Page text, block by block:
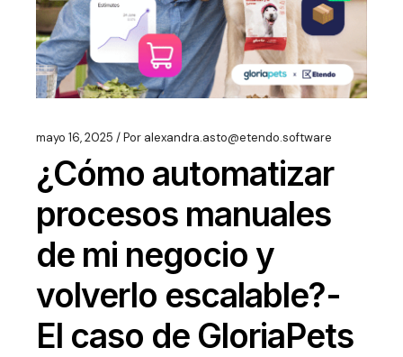
mayo 16, 2025 Por alexandra.asto@etendo.software
¿Cómo automatizar
procesos manuales
de mi negocio y
volverlo escalable?-
El caso de GloriaPets